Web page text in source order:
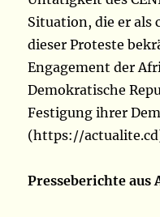
Situation, die er als
dieser Proteste
Engagement der
Demokratische
Festigung ihrer
(https://
Presseberichte aus